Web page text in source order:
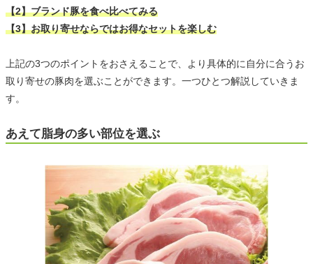
【2】ブランド豚を食べ比べてみる
【3】お取り寄せならではお得なセットを楽しむ
上記の3つのポイントをおさえることで、より具体的に自分に合うお
取り寄せの豚肉を選ぶことができます。一つひとつ解説していきま
す。
あえて脂身の多い部位を選ぶ